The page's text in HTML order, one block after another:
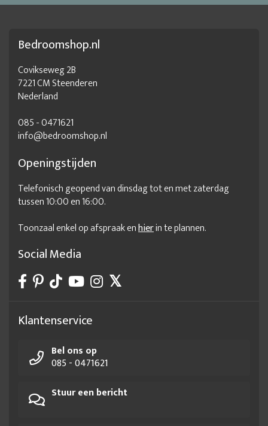
Bedroomshop.nl
Covikseweg 2B
7221 CM Steenderen
Nederland
085 - 0471621
info@bedroomshop.nl
Openingstijden
Telefonisch geopend van dinsdag tot en met zaterdag
tussen 10:00 en 16:00.
Toonzaal enkel op afspraak enhierin te plannen.
Social Media
Klantenservice
Bel ons op
085 - 0471621
Stuur een bericht